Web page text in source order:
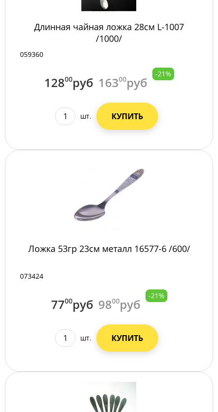
Длинная чайная ложка 28см L-1007
/1000/
059360
12800руб 16300руб
-21%
шт. КУПИТЬ
Ложка 53гр 23см металл 16577-6 /600/
073424
7700руб 9800руб
-21%
шт. КУПИТЬ